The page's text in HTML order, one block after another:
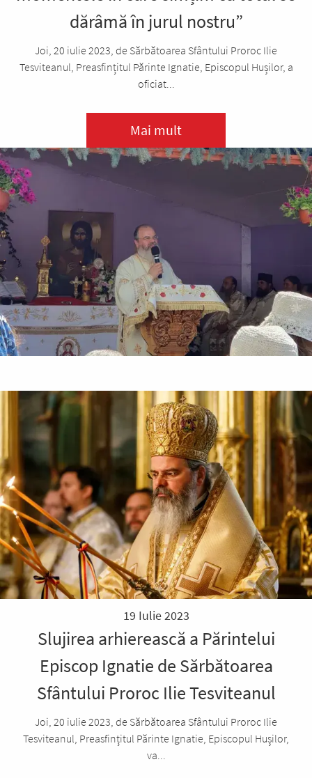
dărâmă în jurul nostru”
Joi, 20 iulie 2023, de Sărbătoarea Sfântului Proroc Ilie
Tesviteanul, Preasfințitul Părinte Ignatie, Episcopul Hușilor, a
oficiat...
Mai mult
19 Iulie 2023
Slujirea arhierească a Părintelui
Episcop Ignatie de Sărbătoarea
Sfântului Proroc Ilie Tesviteanul
Joi, 20 iulie 2023, de Sărbătoarea Sfântului Proroc Ilie
Tesviteanul, Preasfințitul Părinte Ignatie, Episcopul Hușilor,
va...